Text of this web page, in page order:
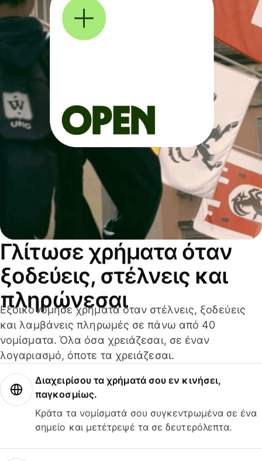
Γλίτωσε χρήματα όταν
ξοδεύεις, στέλνεις και
πληρώνεσαι
Εξοικονόμησε χρήματα όταν στέλνεις, ξοδεύεις
και λαμβάνεις πληρωμές σε πάνω από 40
νομίσματα. Όλα όσα χρειάζεσαι, σε έναν
λογαριασμό, όποτε τα χρειάζεσαι.
Διαχειρίσου τα χρήματά σου εν κινήσει,
παγκοσμίως.
Κράτα τα νομίσματά σου συγκεντρωμένα σε ένα
σημείο και μετέτρεψέ τα σε δευτερόλεπτα.